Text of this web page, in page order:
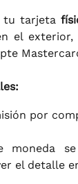
tu tarjeta
el exterior,
por
moneda
el detalle